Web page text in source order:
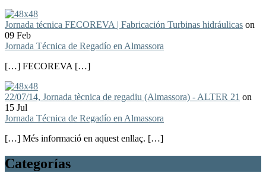
Jornada técnica FECOREVA | Fabricación Turbinas hidráulicas on
09 Feb
Jornada Técnica de Regadío en Almassora
[…] FECOREVA […]
22/07/14, Jornada tècnica de regadiu (Almassora) - ALTER 21 on
15 Jul
Jornada Técnica de Regadío en Almassora
[…] Més informació en aquest enllaç. […]
Categorías